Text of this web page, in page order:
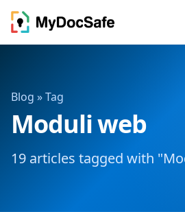
Blog » Tag
Moduli web
19 articles tagged with